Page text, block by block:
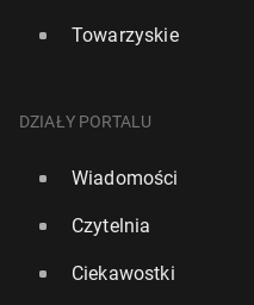
Towarzyskie
DZIAŁY PORTALU
Wiadomości
Czytelnia
Ciekawostki